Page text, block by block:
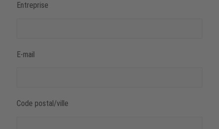
Entreprise
E-mail
Code postal/ville